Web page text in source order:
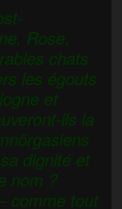
Rose,
chats
les égouts
et
ils la
dignité et
nom ?
comme tout